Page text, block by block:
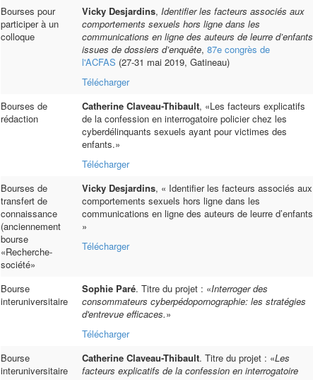
Bourses pour
participer à un
colloque
Vicky Desjardins, Identifier les facteurs associés aux
comportements sexuels hors ligne dans les
communications en ligne des auteurs de leurre d’enfants
issues de dossiers d’enquête, 87e congrès de
l'ACFAS (27-31 mai 2019, Gatineau)
Télécharger
Bourses de
rédaction
Catherine Claveau-Thibault, «Les facteurs explicatifs
de la confession en interrogatoire policier chez les
cyberdélinquants sexuels ayant pour victimes des
enfants.»
Télécharger
Bourses de
transfert de
connaissance
(anciennement
bourse
«Recherche-
société»
Vicky Desjardins, « Identifier les facteurs associés aux
comportements sexuels hors ligne dans les
communications en ligne des auteurs de leurre d’enfants
»
Télécharger
Bourse
interuniversitaire
Sophie Paré. Titre du projet : «Interroger des
consommateurs cyberpédopornographie: les stratégies
d'entrevue efficaces.»
Télécharger
Bourse
interuniversitaire
Catherine Claveau-Thibault. Titre du projet : «Les
facteurs explicatifs de la confession en interrogatoire